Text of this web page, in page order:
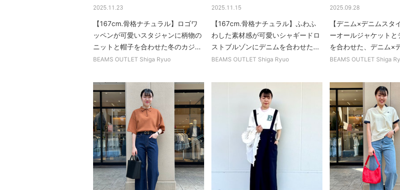
2025.11.23
【167cm.骨格ナチュラル】ロゴワ
ッペンが可愛いスタジャンに柄物の
ニットと帽子を合わせた冬のカジ...
BEAMS OUTLET Shiga Ryuo
2025.11.15
【167cm.骨格ナチュラル】ふわふ
わした素材感が可愛いシャギードロ
ストブルゾンにデニムを合わせた...
BEAMS OUTLET Shiga Ryuo
2025.09.28
【デニム×デニムスタ
ーオールジャケットと
を合わせた、デニム×
BEAMS OUTLET Shiga